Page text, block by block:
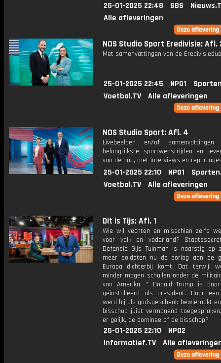
25-01-2025 22:48 SBS
Alle afleveringen
NOS Studio Sport Eredivisie: Afl.
Met samenvattingen van de
25-01-2025 22:45 NPO1
Voetbal.TV
Alle afleveringen
NOS Studio Sport: Afl. 4
Livebeelden en/of
belangrijkste sportwedstrijden en -
van de dag, met interviews en
25-01-2025 22:10 NPO1
Voetbal.TV
Alle afleveringen
Dit is Tijs: Afl. 1
Wie wil vechten en misschien zelfs
voor volk en vaderland?
Defensie Gijs Tuinman is naarstig op
meer soldaten nu de oorlog aan de
Europa dichterbij komt. Dat terwijl
minder mogen schuilen onder de
van Amerika. * Donald Trump is
geïnstalleerd als president. Door een
werd hij als godsgeschenk bewierookt
bisschop juist vermanend
er gelijk, de dominee of de bisschop?
25-01-2025 22:10
NPO2
Informatief.TV
Alle